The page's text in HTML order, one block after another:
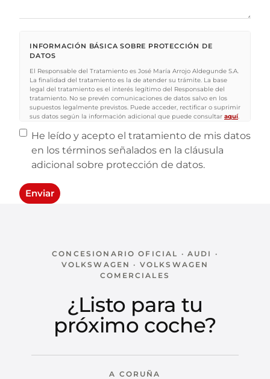
INFORMACIÓN BÁSICA SOBRE PROTECCIÓN DE
DATOS
El Responsable del Tratamiento es José María Arrojo Aldegunde S.A.
La finalidad del tratamiento es la de atender su trámite. La base
legal del tratamiento es el interés legítimo del Responsable del
tratamiento. No se prevén comunicaciones de datos salvo en los
supuestos legalmente previstos. Puede acceder, rectificar o suprimir
sus datos según la información adicional que puede consultar aquí.
Sin nombre*
He leído y acepto el tratamiento de mis datos
en los términos señalados en la cláusula
adicional sobre protección de datos.
Enviar
CONCESIONARIO OFICIAL · AUDI ·
VOLKSWAGEN · VOLKSWAGEN
COMERCIALES
¿Listo para tu
próximo coche?
A CORUÑA